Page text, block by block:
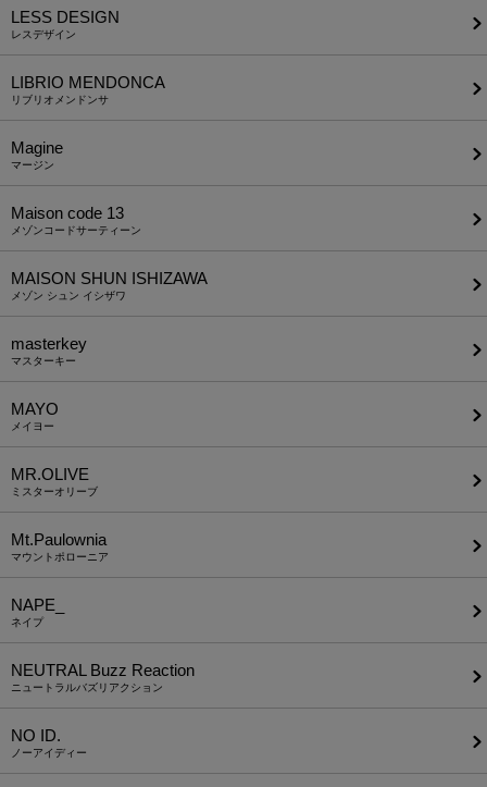
LESS DESIGN
レスデザイン
LIBRIO MENDONCA
リブリオメンドンサ
Magine
マージン
Maison code 13
メゾンコードサーティーン
MAISON SHUN ISHIZAWA
メゾン シュン イシザワ
masterkey
マスターキー
MAYO
メイヨー
MR.OLIVE
ミスターオリーブ
Mt.Paulownia
マウントポローニア
NAPE_
ネイプ
NEUTRAL Buzz Reaction
ニュートラルバズリアクション
NO ID.
ノーアイディー